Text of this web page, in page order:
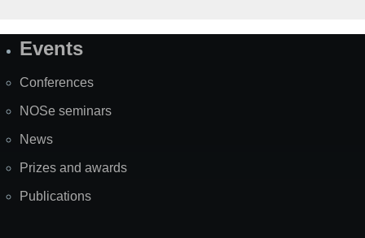
SiteEvents
Conferences
NOSe seminars
News
Prizes and awards
Publications